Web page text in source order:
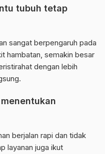
tubuh tetap
sangat berpengaruh pada
hambatan, semakin besar
dengan lebih
berjalan rapi dan tidak
layanan juga ikut